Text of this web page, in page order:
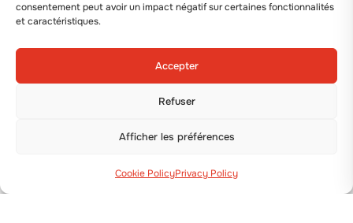
consentement peut avoir un impact négatif sur certaines fonctionnalités
et caractéristiques.
Accepter
Refuser
Afficher les préférences
Cookie PolicyPrivacy Policy